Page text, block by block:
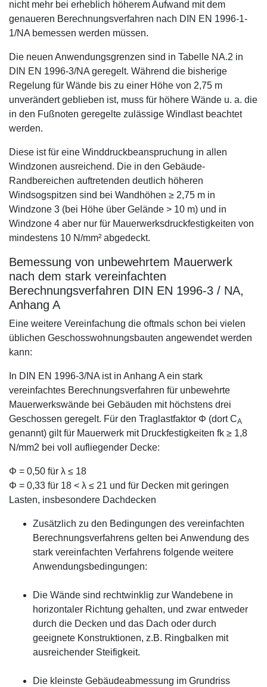
nicht mehr bei erheblich höherem Aufwand mit dem
genaueren Berechnungsverfahren nach DIN EN 1996-1-
1/NA bemessen werden müssen.
Die neuen Anwendungsgrenzen sind in Tabelle NA.2 in
DIN EN 1996-3/NA geregelt. Während die bisherige
Regelung für Wände bis zu einer Höhe von 2,75 m
unverändert geblieben ist, muss für höhere Wände u. a. die
in den Fußnoten geregelte zulässige Windlast beachtet
werden.
Diese ist für eine Winddruckbeanspruchung in allen
Windzonen ausreichend. Die in den Gebäude-
Randbereichen auftretenden deutlich höheren
Windsogspitzen sind bei Wandhöhen ≥ 2,75 m in
Windzone 3 (bei Höhe über Gelände > 10 m) und in
Windzone 4 aber nur für Mauerwerksdruckfestigkeiten von
mindestens 10 N/mm² abgedeckt.
Bemessung von unbewehrtem Mauerwerk
nach dem stark vereinfachten
Berechnungsverfahren DIN EN 1996-3 / NA,
Anhang A
Eine weitere Vereinfachung die oftmals schon bei vielen
üblichen Geschosswohnungsbauten angewendet werden
kann:
In DIN EN 1996-3/NA ist in Anhang A ein stark
vereinfachtes Berechnungsverfahren für unbewehrte
Mauerwerkswände bei Gebäuden mit höchstens drei
Geschossen geregelt. Für den Traglastfaktor Φ (dort CA
genannt) gilt für Mauerwerk mit Druckfestigkeiten fk ≥ 1,8
N/mm2 bei voll aufliegender Decke:
Φ = 0,50 für λ ≤ 18
Φ = 0,33 für 18 < λ ≤ 21 und für Decken mit geringen
Lasten, insbesondere Dachdecken
Zusätzlich zu den Bedingungen des vereinfachten
Berechnungsverfahrens gelten bei Anwendung des
stark vereinfachten Verfahrens folgende weitere
Anwendungsbedingungen:
Die Wände sind rechtwinklig zur Wandebene in
horizontaler Richtung gehalten, und zwar entweder
durch die Decken und das Dach oder durch
geeignete Konstruktionen, z.B. Ringbalken mit
ausreichender Steifigkeit.
Die kleinste Gebäudeabmessung im Grundriss